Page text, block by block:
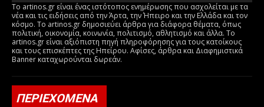
Το artinos.gr είναι ένας ιστότοπος ενημέρωσης που ασχολείται με τα
νέα και τις ειδήσεις από την Άρτα, την Ήπειρο και την Ελλάδα και τον
κόσμο. Το artinos.gr δημοσιεύει άρθρα για διάφορα θέματα, όπως
πολιτική, οικονομία, κοινωνία, πολιτισμό, αθλητισμό και άλλα. Το
artinos.gr είναι αξιόπιστη πηγή πληροφόρησης για τους κατοίκους
και τους επισκέπτες της Ηπείρου. Αφίσες, άρθρα και Διαφημιστικά
Banner καταχωρούνται δωρεάν.
ΠΕΡΙΕΧΟΜΕΝΑ